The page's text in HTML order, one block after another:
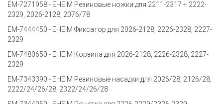
EM-7271958 - EHEIM Резиновые ножки для 2211-2317 + 2222-
2329, 2026-2128, 2076/78
EM-7444450 - EHEIM Фиксатор для 2026-2128, 2226-2328, 2227-
2329
EM-7480650 - EHEIM Корзина для 2026-2128, 2226-2328, 2227-
2329
EM-7343390 - EHEIM Резиновые насадки для 2026/28, 2126/28,
2222/24/26/28, 2322/24/26/28